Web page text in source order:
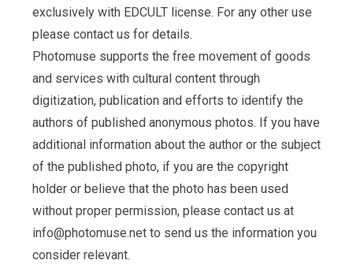
exclusively with EDCULT license. For any other use
please contact us for details.
Photomuse supports the free movement of goods
and services with cultural content through
digitization, publication and efforts to identify the
authors of published anonymous photos. If you have
additional information about the author or the subject
of the published photo, if you are the copyright
holder or believe that the photo has been used
without proper permission, please contact us at
info@photomuse.net to send us the information you
consider relevant.